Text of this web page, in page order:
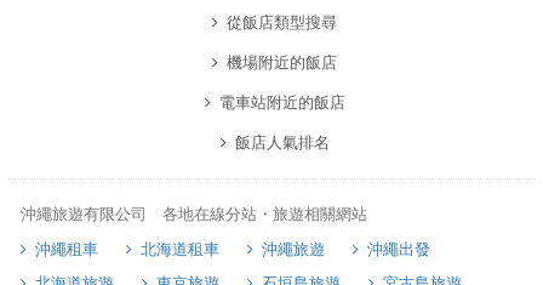
從飯店類型搜尋
機場附近的飯店
電車站附近的飯店
飯店人氣排名
沖繩旅遊有限公司 各地在線分站・旅遊相關網站
沖繩租車
北海道租車 沖繩旅遊
沖繩出發